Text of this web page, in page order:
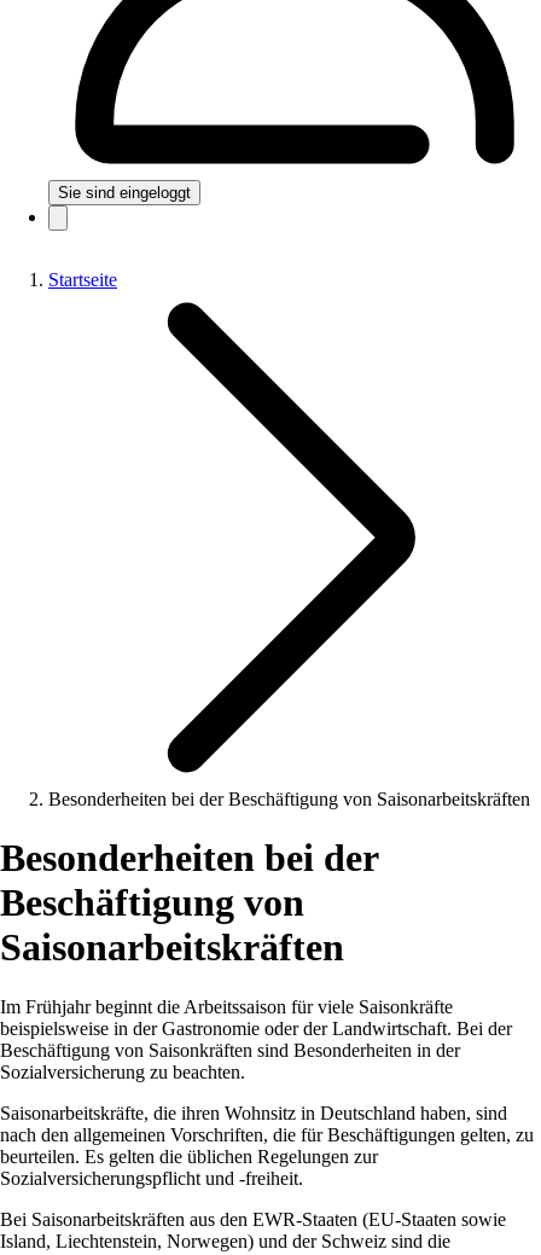
Sie sind eingeloggt
Startseite
Besonderheiten bei der Beschäftigung von Saisonarbeitskräften
Besonderheiten bei der
Beschäftigung von
Saisonarbeitskräften
Im Frühjahr beginnt die Arbeitssaison für viele Saisonkräfte
beispielsweise in der Gastronomie oder der Landwirtschaft. Bei der
Beschäftigung von Saisonkräften sind Besonderheiten in der
Sozialversicherung zu beachten.
Saisonarbeitskräfte, die ihren Wohnsitz in Deutschland haben, sind
nach den allgemeinen Vorschriften, die für Beschäftigungen gelten, zu
beurteilen. Es gelten die üblichen Regelungen zur
Sozialversicherungspflicht und -freiheit.
Bei Saisonarbeitskräften aus den EWR-Staaten (EU-Staaten sowie
Island, Liechtenstein, Norwegen) und der Schweiz sind die